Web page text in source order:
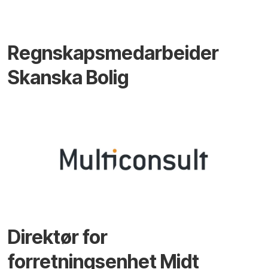
Regnskapsmedarbeider
Skanska Bolig
Direktør for
forretningsenhet Midt